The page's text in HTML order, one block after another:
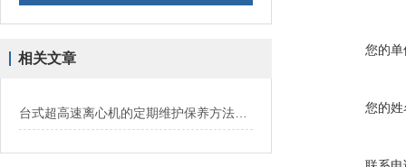
相关文章
您的单
您的姓